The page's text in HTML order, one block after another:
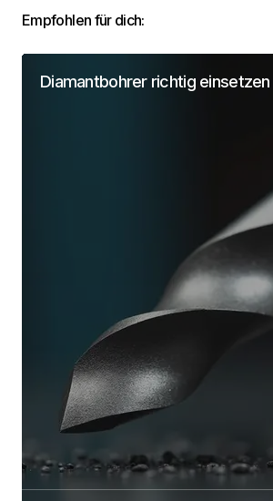
Dein Name*
Deine Email Adresse*
Name, E-Mail-Adresse und
Empfohlen für dich:
Diamantbohrer richtig